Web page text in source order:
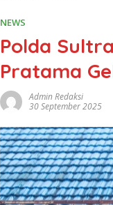
NEWS
Polda
Pratama
Admin Redaksi
30 September 2025